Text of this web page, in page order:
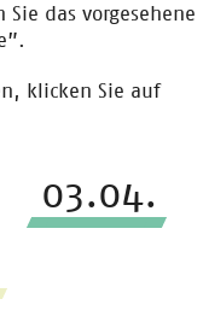
Sie das vorgesehene
klicken Sie auf
03.04.